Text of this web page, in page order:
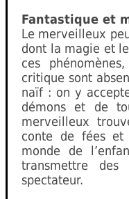
Fantastique et
Le merveilleux
dont la magie et
ces
critique sont
naïf : on y
démons et de
merveilleux
conte de fées et
monde de
transmettre
spectateur.